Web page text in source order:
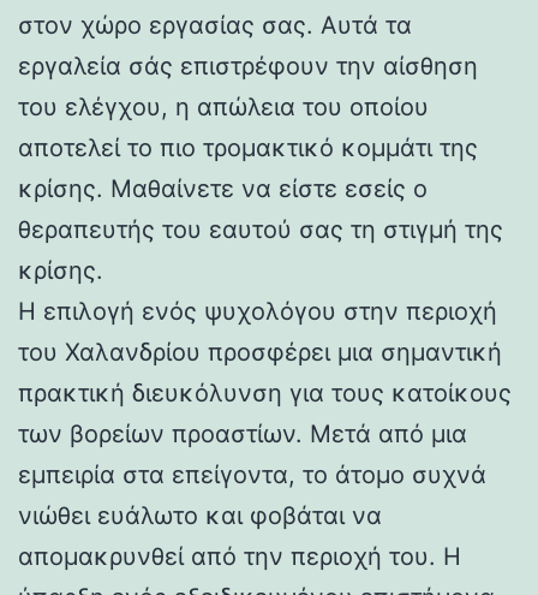
στον χώρο εργασίας σας. Αυτά τα
εργαλεία σάς επιστρέφουν την αίσθηση
του ελέγχου, η απώλεια του οποίου
αποτελεί το πιο τρομακτικό κομμάτι της
κρίσης. Μαθαίνετε να είστε εσείς ο
θεραπευτής του εαυτού σας τη στιγμή της
κρίσης.
Η επιλογή ενός ψυχολόγου στην περιοχή
του Χαλανδρίου προσφέρει μια σημαντική
πρακτική διευκόλυνση για τους κατοίκους
των βορείων προαστίων. Μετά από μια
εμπειρία στα επείγοντα, το άτομο συχνά
νιώθει ευάλωτο και φοβάται να
απομακρυνθεί από την περιοχή του. Η